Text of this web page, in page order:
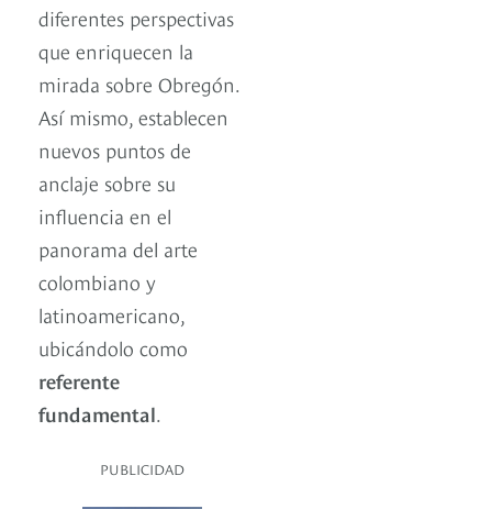
diferentes perspectivas
que enriquecen la
mirada sobre Obregón.
Así mismo, establecen
nuevos puntos de
anclaje sobre su
influencia en el
panorama del arte
colombiano y
latinoamericano,
ubicándolo como
referente
fundamental.
PUBLICIDAD